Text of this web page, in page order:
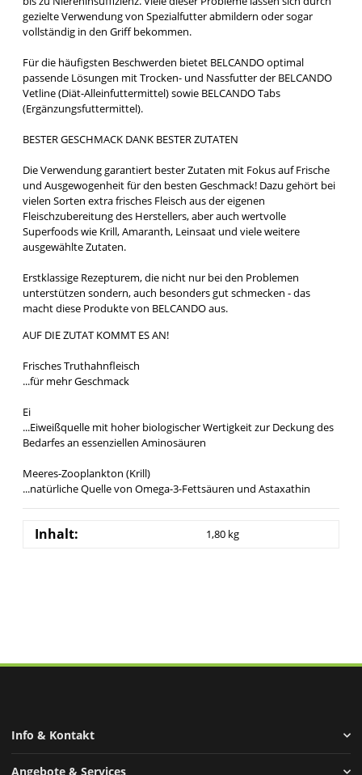
gezielte Verwendung von Spezialfutter abmildern oder sogar
vollständig in den Griff bekommen.
Für die häufigsten Beschwerden bietet BELCANDO optimal
passende Lösungen mit Trocken- und Nassfutter der BELCANDO
Vetline (Diät-Alleinfuttermittel) sowie BELCANDO Tabs
(Ergänzungsfuttermittel).
BESTER GESCHMACK DANK BESTER ZUTATEN
Die Verwendung garantiert bester Zutaten mit Fokus auf Frische
und Ausgewogenheit für den besten Geschmack! Dazu gehört bei
vielen Sorten extra frisches Fleisch aus der eigenen
Fleischzubereitung des Herstellers, aber auch wertvolle
Superfoods wie Krill, Amaranth, Leinsaat und viele weitere
ausgewählte Zutaten.
Erstklassige Rezepturem, die nicht nur bei den Problemen
unterstützen sondern, auch besonders gut schmecken - das
macht diese Produkte von BELCANDO aus.
AUF DIE ZUTAT KOMMT ES AN!
Frisches Truthahnfleisch
...für mehr Geschmack
Ei
...Eiweißquelle mit hoher biologischer Wertigkeit zur Deckung des
Bedarfes an essenziellen Aminosäuren
Meeres-Zooplankton (Krill)
...natürliche Quelle von Omega-3-Fettsäuren und Astaxathin
Inhalt: 1,80 kg
Info & Kontakt
Angebote & Services